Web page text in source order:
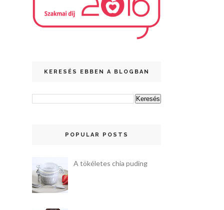
KERESÉS EBBEN A BLOGBAN
POPULAR POSTS
A tökéletes chia puding